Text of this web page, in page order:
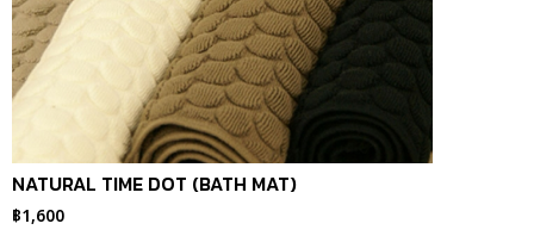
NATURAL TIME DOT (BATH MAT)
฿1,600